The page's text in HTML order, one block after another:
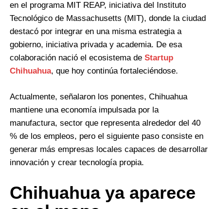
en el programa MIT REAP, iniciativa del Instituto
Tecnológico de Massachusetts (MIT), donde la ciudad
destacó por integrar en una misma estrategia a
gobierno, iniciativa privada y academia. De esa
colaboración nació el ecosistema de Startup
Chihuahua, que hoy continúa fortaleciéndose.
Actualmente, señalaron los ponentes, Chihuahua
mantiene una economía impulsada por la
manufactura, sector que representa alrededor del 40
% de los empleos, pero el siguiente paso consiste en
generar más empresas locales capaces de desarrollar
innovación y crear tecnología propia.
Chihuahua ya aparece